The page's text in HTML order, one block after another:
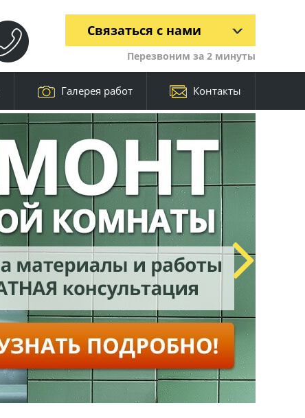
Связаться с нами
Перезвоним за 2 минуты
Галерея работ Контакты